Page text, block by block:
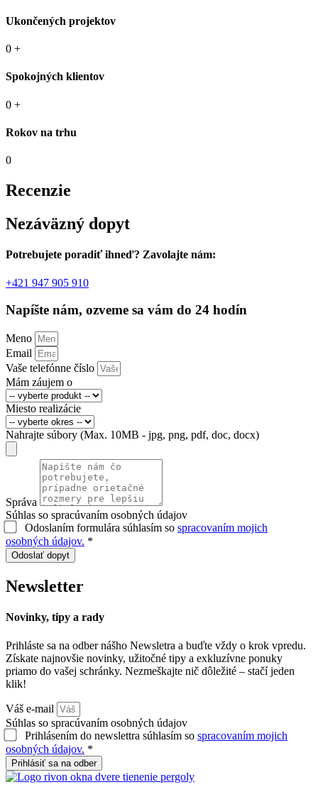
Ukončených projektov
0 +
Spokojných klientov
0 +
Rokov na trhu
0
Recenzie
Nezáväzný dopyt
Potrebujete poradiť ihneď? Zavolajte nám:
+421 947 905 910
Napíšte nám, ozveme sa vám do 24 hodín
Meno
Email
Vaše telefónne číslo
Mám záujem o
Miesto realizácie
Nahrajte súbory (Max. 10MB - jpg, png, pdf, doc, docx)
Správa
Súhlas so spracúvaním osobných údajov
Odoslaním formulára súhlasím so spracovaním mojich
osobných údajov. *
Odoslať dopyt
Newsletter
Novinky, tipy a rady
Prihláste sa na odber nášho Newsletra a buďte vždy o krok vpredu.
Získate najnovšie novinky, užitočné tipy a exkluzívne ponuky
priamo do vašej schránky. Nezmeškajte nič dôležité – stačí jeden
klik!
Váš e-mail
Súhlas so spracúvaním osobných údajov
Prihlásením do newslettra súhlasím so spracovaním mojich
osobných údajov. *
Prihlásiť sa na odber